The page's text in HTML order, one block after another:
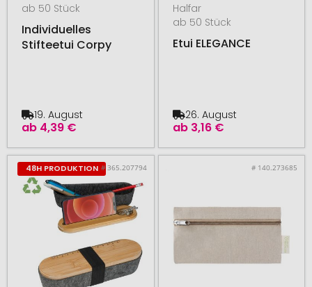
ab 50 Stück
Individuelles
Stifteetui Corpy
ab 4,39 €
19. August
Halfar
ab 50 Stück
Etui ELEGANCE
ab 3,16 €
26. August
48H PRODUKTION # 365.207794 # 140.273685